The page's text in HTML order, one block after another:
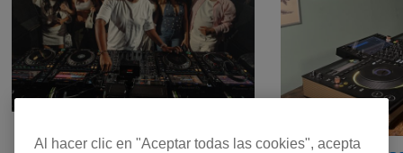
SHIMZA NOS HABLA DEL
Al hacer clic en "Aceptar todas las cookies", acepta